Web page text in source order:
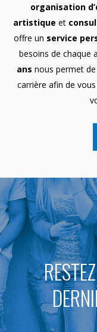
organisation
artistique et
offre un service
besoins de chaque
ans nous permet
carrière afin de